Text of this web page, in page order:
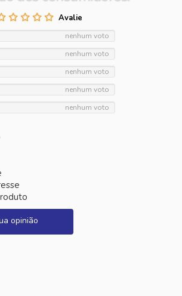
nenhum voto
nenhum voto
nenhum voto
nenhum voto
nenhum voto
opinião